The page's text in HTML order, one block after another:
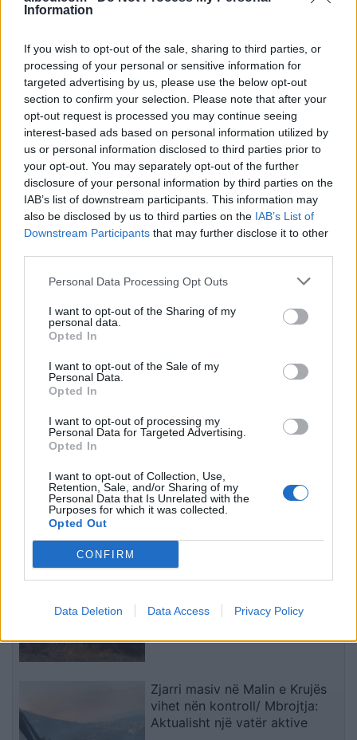
Information
If you wish to opt-out of the sale, sharing to third parties, or
processing of your personal or sensitive information for
targeted advertising by us, please use the below opt-out
section to confirm your selection. Please note that after your
opt-out request is processed you may continue seeing
interest-based ads based on personal information utilized by
us or personal information disclosed to third parties prior to
your opt-out. You may separately opt-out of the further
disclosure of your personal information by third parties on the
IAB’s list of downstream participants. This information may
also be disclosed by us to third parties on the IAB’s List of
Downstream Participants that may further disclose it to other
Personal Data Processing Opt Outs
I want to opt-out of the Sharing of my
personal data.
Opted In
I want to opt-out of the Sale of my
Personal Data.
Opted In
I want to opt-out of processing my
Personal Data for Targeted Advertising.
Opted In
I want to opt-out of Collection, Use,
Retention, Sale, and/or Sharing of my
Personal Data that Is Unrelated with the
Purposes for which it was collected.
Opted Out
CONFIRM
Data Deletion Data Access Privacy Policy
përballur me drejtësinë Serbinë
Sinani: LDK-ja nuk
bashkëqeveris me Kurtin
pa një marrëveshje të
plotë
Imeri pas takimit
Zelensky–Vuçiq:
Presidenti ukrainas iu
afrua “hijes së Putinit” në
Ballkan
të shfaqte më shumë
mirënjohje ndaj Kosovës
deri në një orë pritje për
Pjesëtari i MUP-it serb
ndalohet në Jarinjë, MPB-
ja ia heq shtetësinë e
Kosovës
Incidenti me vezë ndaj
Albin Kurtit raportohet
ndërkombëtare
të fundit
regjistruara në 24 orë, vetëm
Zjarri masiv në Malin e Krujës
vihet nën kontroll/ Mbrojtja:
Aktualisht një vatër aktive